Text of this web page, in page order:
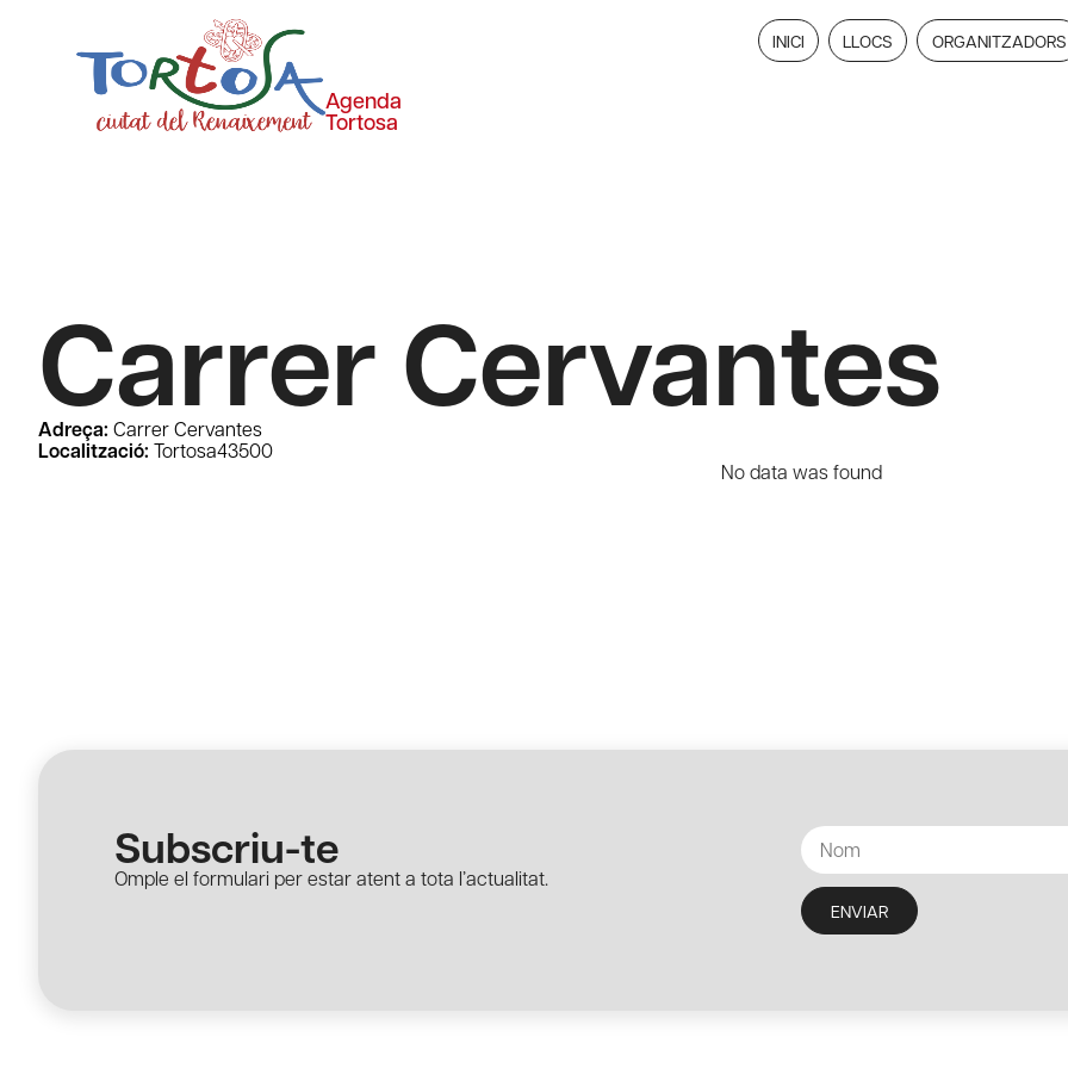
Agenda
Tortosa
INICI LLOCS ORGANITZADORS
Carrer Cervantes
Adreça: Carrer Cervantes
Localització: Tortosa43500
No data was found
Subscriu-te
Omple el formulari per estar atent a tota l’actualitat.
ENVIAR